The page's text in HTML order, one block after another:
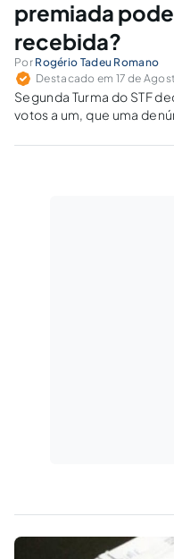
premiada
recebida?
Por Rogério Tadeu Romano
Destacado em 17 de
Segunda Turma do STF
votos a um, que uma
recebida.